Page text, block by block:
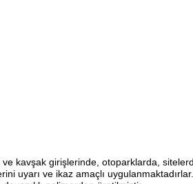
kavşak girişlerinde, otoparklarda,
ve ikaz amaçlı uygulanmaktadırlar.